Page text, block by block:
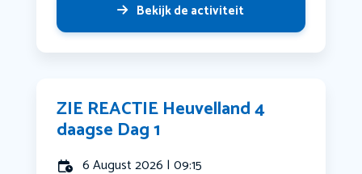
Bekijk de activiteit
ZIE REACTIE Heuvelland 4
daagse Dag 1
6 August 2026 | 09:15